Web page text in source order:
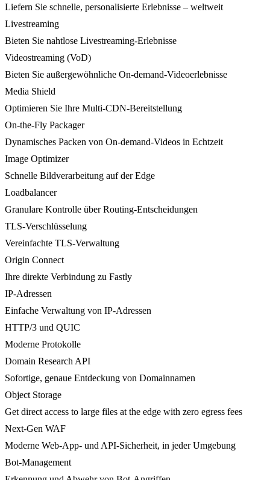
Liefern Sie schnelle, personalisierte Erlebnisse – weltweit
Livestreaming
Bieten Sie nahtlose Livestreaming-Erlebnisse
Videostreaming (VoD)
Bieten Sie außergewöhnliche On-demand-Videoerlebnisse
Media Shield
Optimieren Sie Ihre Multi-CDN-Bereitstellung
On-the-Fly Packager
Dynamisches Packen von On-demand-Videos in Echtzeit
Image Optimizer
Schnelle Bildverarbeitung auf der Edge
Loadbalancer
Granulare Kontrolle über Routing-Entscheidungen
TLS-Verschlüsselung
Vereinfachte TLS-Verwaltung
Origin Connect
Ihre direkte Verbindung zu Fastly
IP-Adressen
Einfache Verwaltung von IP-Adressen
HTTP/3 und QUIC
Moderne Protokolle
Domain Research API
Sofortige, genaue Entdeckung von Domainnamen
Object Storage
Get direct access to large files at the edge with zero egress fees
Next-Gen WAF
Moderne Web-App- und API-Sicherheit, in jeder Umgebung
Bot-Management